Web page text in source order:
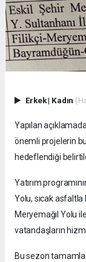
Erkek| Kadın
Yapılan
önemli projelerin
hedeflendiği
Yatırım
Yolu, sıcak asfaltla
Meryemağıl Yolu
vatandaşların
Bu sezon